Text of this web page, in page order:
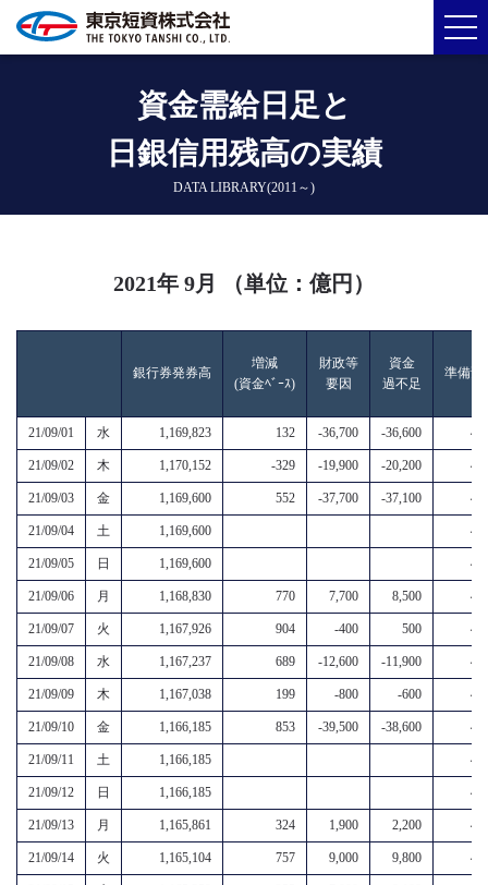
資金需給日足と
日銀信用残高の実績
DATA LIBRARY(2011～)
2021年 9月 （単位：億円）
銀行券発券高
増減
(資金ﾍﾞｰｽ)
財政等
要因
資金
過不足
準備預
21/09/01 水 1,169,823 132 -36,700 -36,600
21/09/02 木 1,170,152 -329 -19,900 -20,200
21/09/03 金 1,169,600 552 -37,700 -37,100
21/09/04 土 1,169,600
21/09/05 日 1,169,600
21/09/06 月 1,168,830 770 7,700 8,500
21/09/07 火 1,167,926 904 -400 500
21/09/08 水 1,167,237 689 -12,600 -11,900
21/09/09 木 1,167,038 199 -800 -600
21/09/10 金 1,166,185 853 -39,500 -38,600
21/09/11 土 1,166,185
21/09/12 日 1,166,185
21/09/13 月 1,165,861 324 1,900 2,200
21/09/14 火 1,165,104 757 9,000 9,800